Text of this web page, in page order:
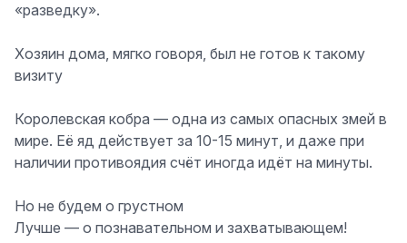
«разведку».
Хозяин дома, мягко говоря, был не готов к такому
визиту
Королевская кобра — одна из самых опасных змей в
мире. Её яд действует за 10-15 минут, и даже при
наличии противоядия счёт иногда идёт на минуты.
Но не будем о грустном
Лучше — о познавательном и захватывающем!